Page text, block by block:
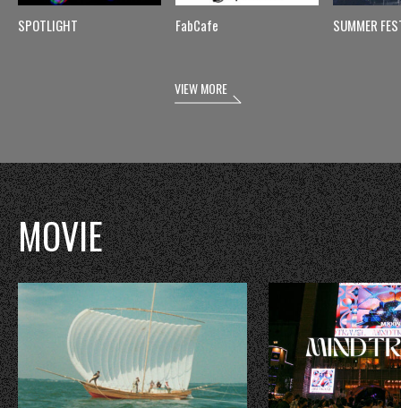
SPOTLIGHT FabCafe SUMMER
VIEW MORE
MOVIE